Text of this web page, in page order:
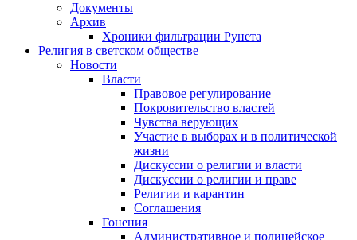
Документы
Архив
Хроники фильтрации Рунета
Религия в светском обществе
Новости
Власти
Правовое регулирование
Покровительство властей
Чувства верующих
Участие в выборах и в политической
жизни
Дискуссии о религии и власти
Дискуссии о религии и праве
Религии и карантин
Соглашения
Гонения
Административное и полицейское